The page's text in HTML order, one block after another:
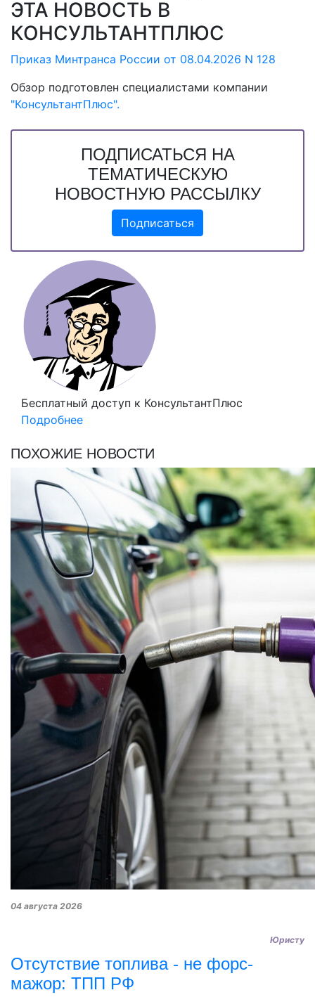
ЭТА НОВОСТЬ В
КОНСУЛЬТАНТПЛЮС
Приказ Минтранса России от 08.04.2026 N 128
Обзор подготовлен специалистами компании
"КонсультантПлюс".
ПОДПИСАТЬСЯ НА
ТЕМАТИЧЕСКУЮ
НОВОСТНУЮ РАССЫЛКУ
Подписаться
Бесплатный доступ к КонсультантПлюс
Подробнее
ПОХОЖИЕ НОВОСТИ
04 августа 2026
Юристу
Отсутствие топлива - не форс-
мажор: ТПП РФ